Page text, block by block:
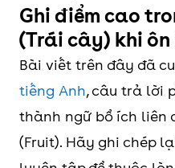
Ghi điểm cao
(Trái cây) khi
Bài viết trên đây đã
tiếng Anh, câu trả lời
thành ngữ bổ ích liên
(Fruit). Hãy ghi chép